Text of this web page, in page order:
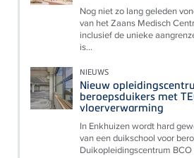
Nog niet zo lang geleden
van het Zaans Medisch
inclusief de unieke
is...
NIEUWS
Nieuw
beroepsduikers met
vloerverwarming
In Enkhuizen wordt hard
van een duikschool voor
Duikopleidingscentrum